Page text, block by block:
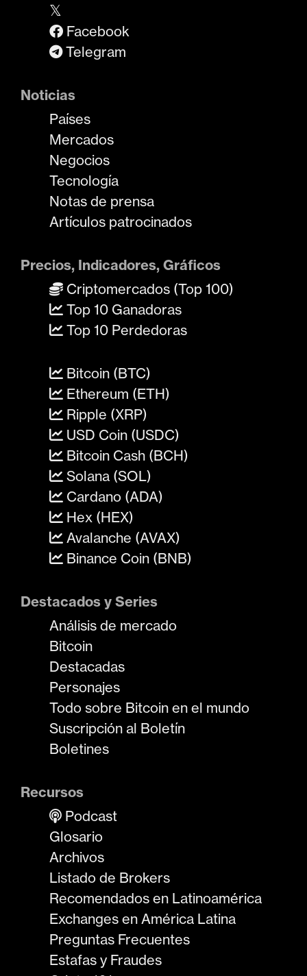
𝕏
Facebook
Telegram
Noticias
Países
Mercados
Negocios
Tecnología
Notas de prensa
Artículos patrocinados
Precios, Indicadores, Gráficos
Criptomercados (Top 100)
Top 10 Ganadoras
Top 10 Perdedoras
Bitcoin (BTC)
Ethereum (ETH)
Ripple (XRP)
USD Coin (USDC)
Bitcoin Cash (BCH)
Solana (SOL)
Cardano (ADA)
Hex (HEX)
Avalanche (AVAX)
Binance Coin (BNB)
Destacados y Series
Análisis de mercado
Bitcoin
Destacadas
Personajes
Todo sobre Bitcoin en el mundo
Suscripción al Boletín
Boletines
Recursos
Podcast
Glosario
Archivos
Listado de Brokers
Recomendados en Latinoamérica
Exchanges en América Latina
Preguntas Frecuentes
Estafas y Fraudes